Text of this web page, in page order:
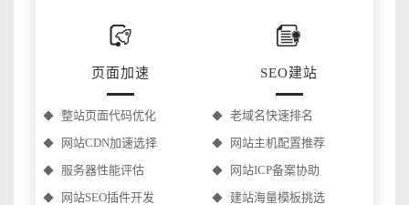
页面加速
整站页面代码优化
网站CDN加速选择
服务器性能评估
网站SEO插件开发
SEO建站
老域名快速排名
网站主机配置推荐
网站ICP备案协助
建站海量模板挑选